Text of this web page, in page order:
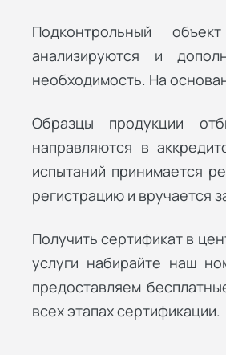
Подконтрольный
анализируются и
необходимость. На
Образцы продукции
направляются в
испытаний принимается
регистрацию и вручается
Получить сертификат в
услуги набирайте наш
предоставляем
всех этапах сертификации.